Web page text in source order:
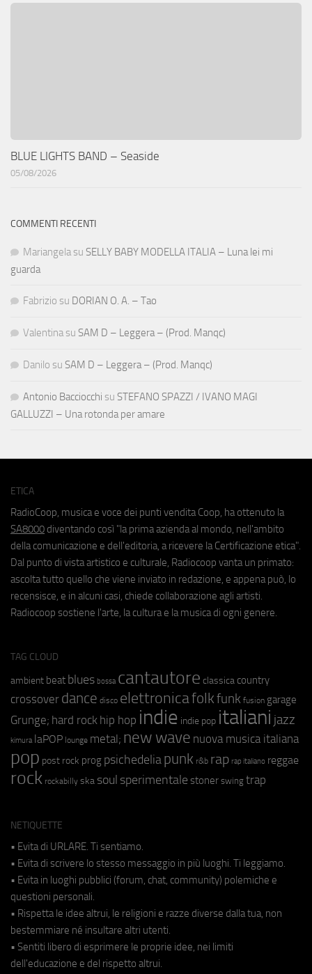
BLUE LIGHTS BAND – Seaside
05/08/2026
COMMENTI RECENTI
Mariangela su SELLY BABY MODELLA ITALIA – Luna lei mi
guarda
Fabrizio su DORIAN O. A. – Tao
Valentina su SAM D – Leggera – (Prod. Manqc)
Danilo su SAM D – Leggera – (Prod. Manqc)
Antonio Bacciocchi su STEFANO SPAZZI / IVANO MAGI
GALLUZZI – Una rotonda per amare
ETICA
RadioCoop, musica e voce dei punti vendita Coop, ha ottenuto la
SA8000 diventando così "la prima azienda al mondo, nell'ambito
della comunicazione e dell'editoria, a ricevere la Certificazione etica".
Dal punto di vista artistico e culturale, Radiocoop vanta un primato:
ascolta tutto quello che viene inviato in redazione, e appena può, lo
recensisce, e in alcuni casi, chiede collaborazione agli artisti.
Radiocoop sostiene l'arte, la cultura e la musica di ogni genere.
TAG CLOUD
ambient beat blues bossa cantautore classica country
crossover dance disco elettronicafolkfunk fusion garage
Grunge; hard rock hip hop indie indie pop italiani jazz
kimura laPOP lounge metal; new wave nuova musica italiana
pop post rock prog psichedeliapunk r&b rap rap italiano reggae
rock rockabilly ska soul sperimentale stoner swing trap
NETIQUETTE
• Evita di URLARE. Ti sentiamo.
• Evita di scrivere lo stesso messaggio in più luoghi. Ti leggiamo.
• Evita in luoghi pubblici (forum, chat, community) polemiche e
questioni personali.
• Rispetta le idee altrui, le religioni e razze diverse dalla tua, non
bestemmiare né insultare altri utenti.
• Sentiti libero di esprimere le proprie idee, nei limiti
dell'educazione e del rispetto altrui.